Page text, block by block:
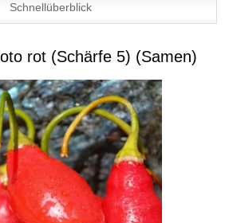
Schnellüberblick
rot (Schärfe 5) (Samen)